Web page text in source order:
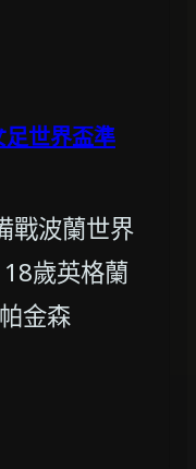
世界盃準
戰波蘭世界
歲英格蘭
金森